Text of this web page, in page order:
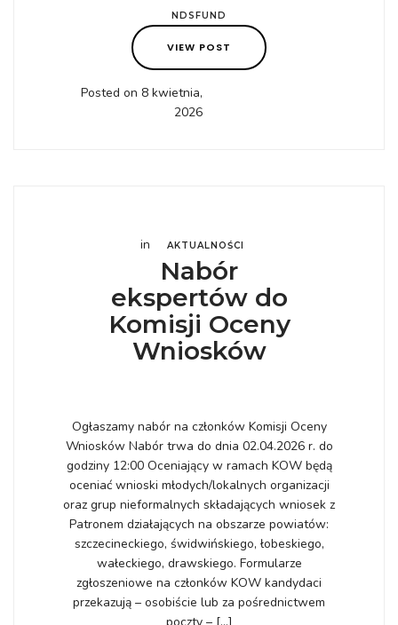
NDSFUND
VIEW POST
Posted on 8 kwietnia,
2026
in AKTUALNOŚCI
Nabór
ekspertów do
Komisji Oceny
Wniosków
Ogłaszamy nabór na członków Komisji Oceny
Wniosków Nabór trwa do dnia 02.04.2026 r. do
godziny 12:00 Oceniający w ramach KOW będą
oceniać wnioski młodych/lokalnych organizacji
oraz grup nieformalnych składających wniosek z
Patronem działających na obszarze powiatów:
szczecineckiego, świdwińskiego, łobeskiego,
wałeckiego, drawskiego. Formularze
zgłoszeniowe na członków KOW kandydaci
przekazują – osobiście lub za pośrednictwem
poczty – […]